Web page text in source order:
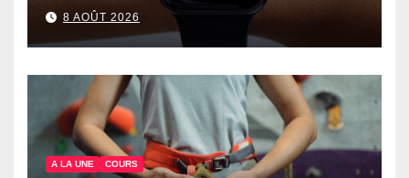
8 AOÛT 2026
A LA UNE COURS